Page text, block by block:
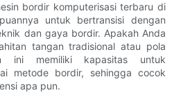
bordir komputerisasi terbaru di
untuk bertransisi dengan
dan gaya bordir. Apakah Anda
tangan tradisional atau pola
ini memiliki kapasitas untuk
metode bordir, sehingga cocok
apa pun.